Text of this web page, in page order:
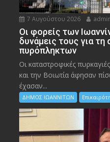
7 Αυγούστου 2026
Οι φορείς των
δυνάμεις τους για τη
πυρόπληκτων
Οι καταστροφικές
και την Bοιωτία άφησαν
έχασαν...
ΔΗΜΟΣ ΙΩΑΝΝΙΤΩΝ